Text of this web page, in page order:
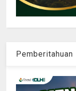
Pemberitahuan